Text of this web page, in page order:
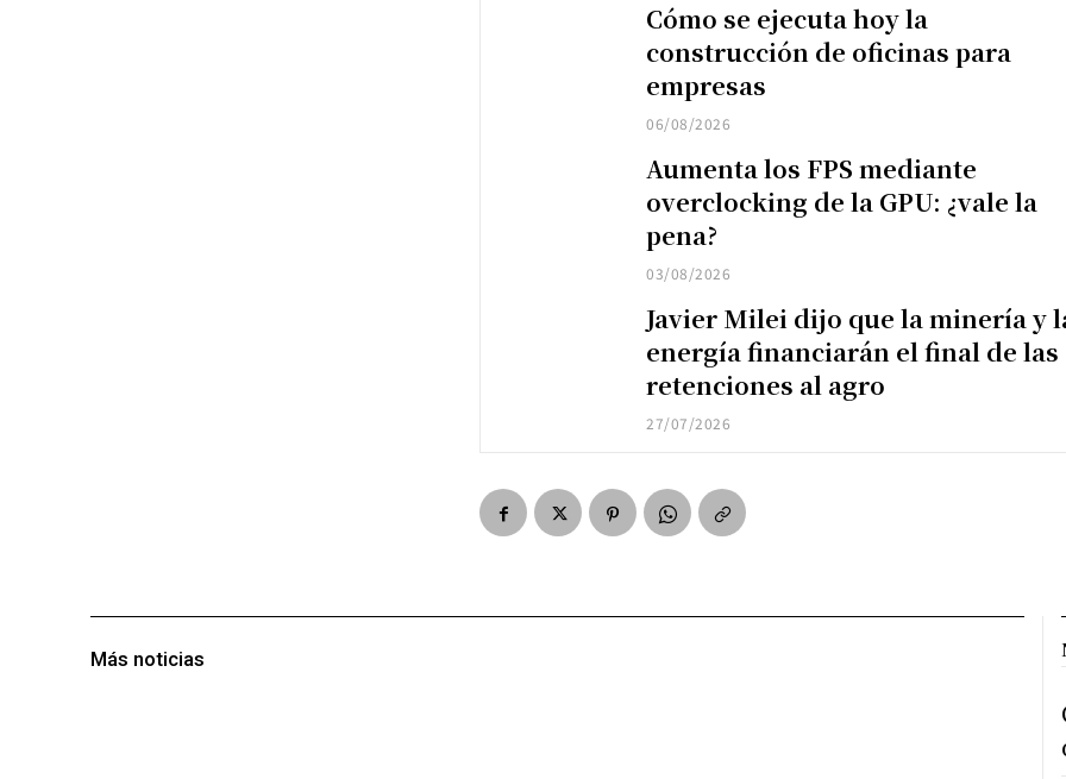
Cómo se ejecuta hoy la
construcción de oficinas para
empresas
06/08/2026
Aumenta los FPS mediante
overclocking de la GPU: ¿vale la
pena?
03/08/2026
Javier Milei dijo que la minería y
energía financiarán el final de las
retenciones al agro
27/07/2026
Más noticias